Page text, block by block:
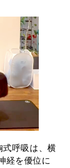
式呼吸は、横
経を優位に